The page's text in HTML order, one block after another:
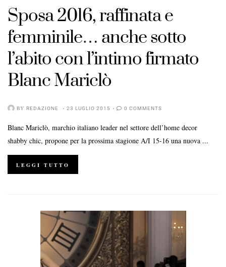
Sposa 2016, raffinata e
femminile… anche sotto
l’abito con l’intimofirmato
Blanc Mariclò
BY REDAZIONE 23 LUGLIO 2015 0 COMMENTS
Blanc Mariclò, marchio italiano leader nel settore dell’home decor
shabby chic, propone per la prossima stagione A/I 15-16 una nuova ...
LEGGI TUTTO